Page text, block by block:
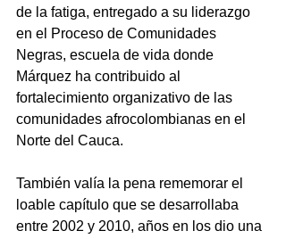
de la fatiga, entregado a su liderazgo
en el Proceso de Comunidades
Negras, escuela de vida donde
Márquez ha contribuido al
fortalecimiento organizativo de las
comunidades afrocolombianas en el
Norte del Cauca.
También valía la pena rememorar el
loable capítulo que se desarrollaba
entre 2002 y 2010, años en los dio una